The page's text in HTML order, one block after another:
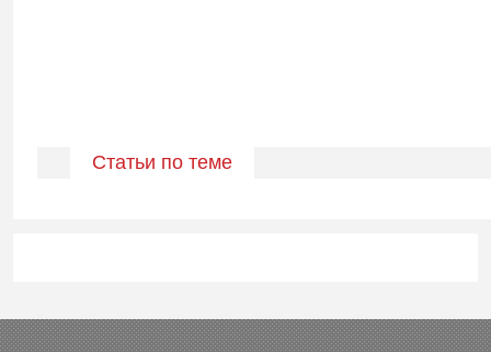
Статьи по теме